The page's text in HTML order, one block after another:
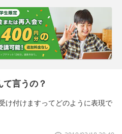
言うの？
け付けますってどのように表現で